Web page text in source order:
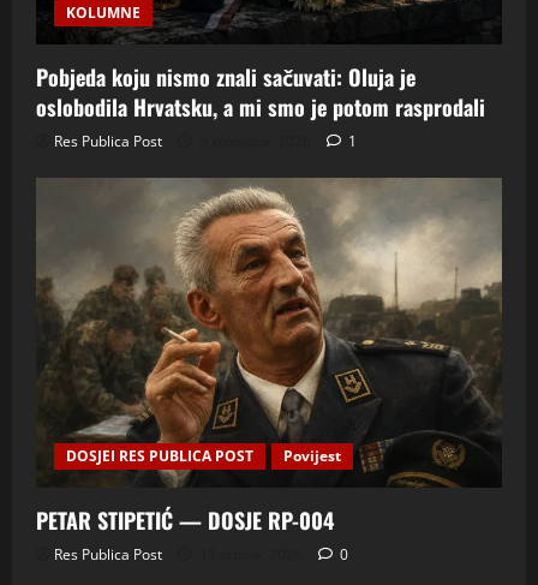
KOLUMNE
Pobjeda koju nismo znali sačuvati: Oluja je
oslobodila Hrvatsku, a mi smo je potom rasprodali
Res Publica Post 1
DOSJEI RES PUBLICA POST Povijest
PETAR STIPETIĆ — DOSJE RP-004
Res Publica Post 0